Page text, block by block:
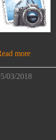
more
03/2018